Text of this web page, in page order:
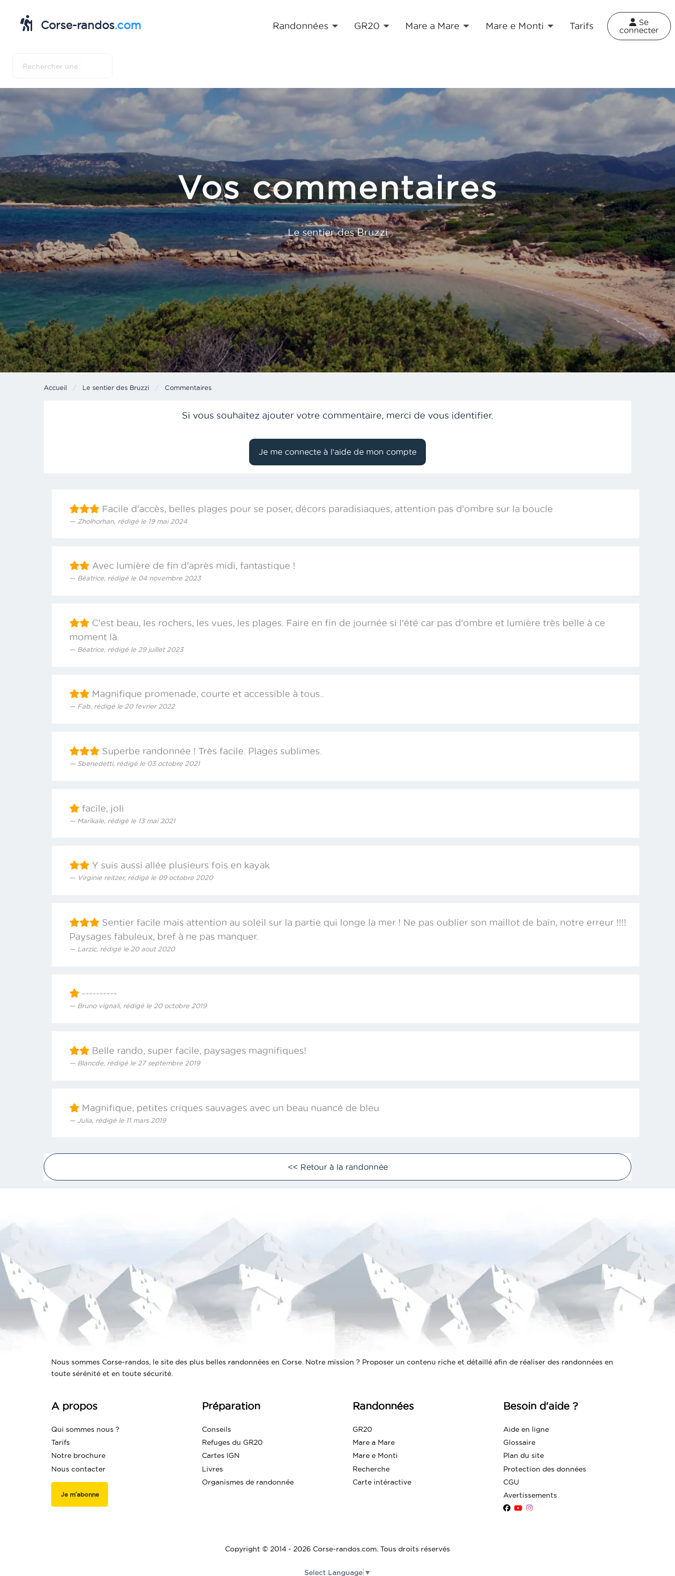
Corse-randos.com Randonnées GR20 Mare a Mare Mare e Monti Tarifs
Se
connecter
Vos commentaires
Le sentier des Bruzzi
Accueil Le sentier des Bruzzi Current:
Commentaires
Si vous souhaitez ajouter votre commentaire, merci de vous identifier.
×
Facile d'accès, belles plages pour se poser, décors paradisiaques, attention pas d'ombre sur la boucle
Zholhorhan, rédigé le 19 mai 2024
Avec lumière de fin d'après midi, fantastique !
Béatrice, rédigé le 04 novembre 2023
C'est beau, les rochers, les vues, les plages. Faire en fin de journée si l'été car pas d'ombre et lumière très belle à ce
moment là.
Béatrice, rédigé le 29 juillet 2023
Magnifique promenade, courte et accessible à tous..
Fab, rédigé le 20 fevrier 2022
Superbe randonnée ! Très facile. Plages sublimes.
Sbenedetti, rédigé le 03 octobre 2021
facile, joli
Marikale, rédigé le 13 mai 2021
Y suis aussi allée plusieurs fois en kayak
Virginie reitzer, rédigé le 09 octobre 2020
Sentier facile mais attention au soleil sur la partie qui longe la mer ! Ne pas oublier son maillot de bain, notre erreur !!!!
Paysages fabuleux, bref à ne pas manquer.
Larzic, rédigé le 20 aout 2020
----------
Bruno vignali, rédigé le 20 octobre 2019
Belle rando, super facile, paysages magnifiques!
Blancde, rédigé le 27 septembre 2019
Magnifique, petites criques sauvages avec un beau nuancé de bleu
Julia, rédigé le 11 mars 2019
<< Retour à la randonnée
Nous sommes Corse-randos, le site des plus belles randonnées en Corse. Notre mission ? Proposer un contenu riche et détaillé afin de réaliser des randonnées en
toute sérénité et en toute sécurité.
A propos
Qui sommes nous ?
Tarifs
Notre brochure
Nous contacter
Je m'abonne
Préparation
Conseils
Refuges du GR20
Cartes IGN
Livres
Organismes de randonnée
Randonnées
GR20
Mare a Mare
Mare e Monti
Recherche
Carte intéractive
Besoin d'aide ?
Aide en ligne
Glossaire
Plan du site
Protection des données
CGU
Avertissements
Copyright © 2014 - 2026 Corse-randos.com. Tous droits réservés
Select Language ▼